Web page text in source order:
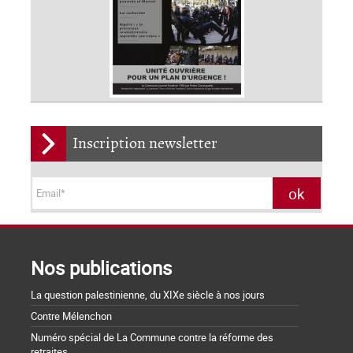
Inscription newsletter
Nos publications
La question palestinienne, du XIXe siècle à nos jours
Contre Mélenchon
Numéro spécial de La Commune contre la réforme des